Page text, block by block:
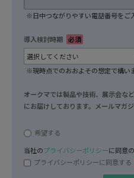
※日中つながりやすい電話番号をご
導入検討時期 必須
※現時点でのおおよその想定で構い
オークマでは製品や技術、展示会な
にお届けしております。メールマガ
希望する
当社のプライバシーポリシーに同意
プライバシーポリシーに同意する